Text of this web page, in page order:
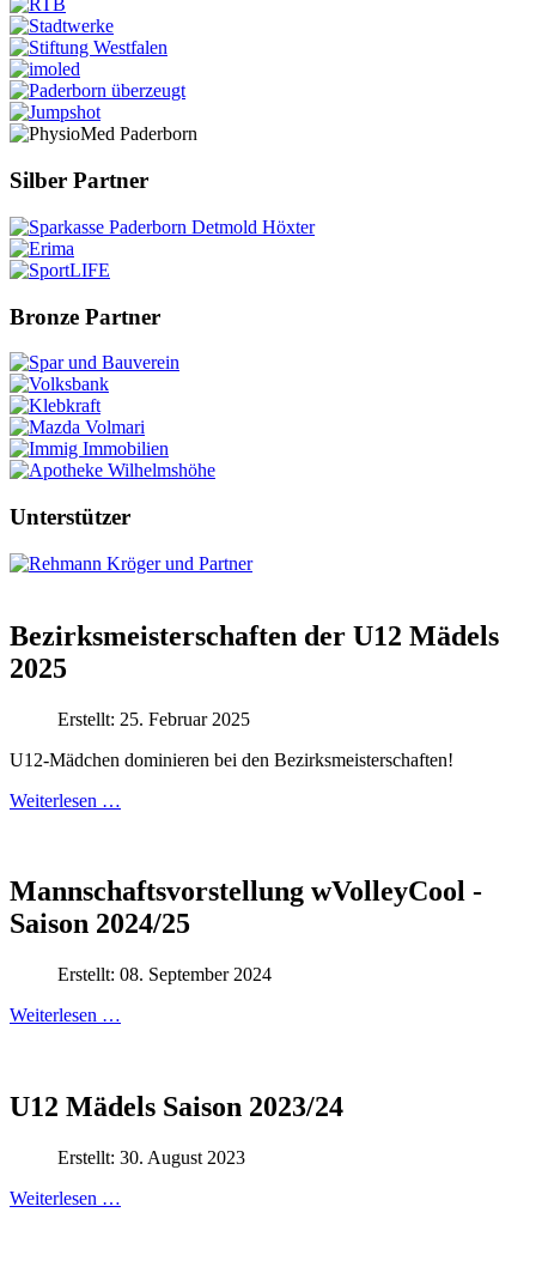
Silber Partner
Bronze Partner
Unterstützer
Bezirksmeisterschaften der U12 Mädels
2025
Erstellt: 25. Februar 2025
U12-Mädchen dominieren bei den Bezirksmeisterschaften!
Weiterlesen …
Mannschaftsvorstellung wVolleyCool -
Saison 2024/25
Erstellt: 08. September 2024
Weiterlesen …
U12 Mädels Saison 2023/24
Erstellt: 30. August 2023
Weiterlesen …